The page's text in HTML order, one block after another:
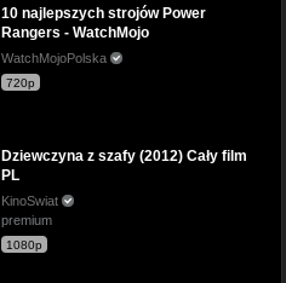
10 najlepszych strojów Power
Rangers - WatchMojo
WatchMojoPolska
720p
Dziewczyna z szafy (2012) Cały film
PL
KinoSwiat
premium
1080p